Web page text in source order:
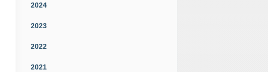
2024
2023
2022
2021